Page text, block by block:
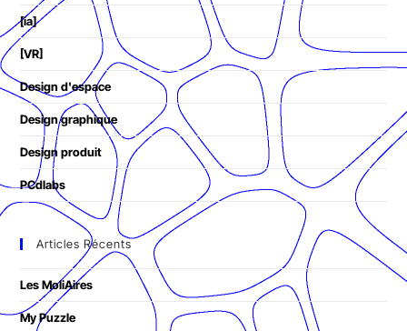
[ia]
[VR]
Design d'espace
Design graphique
Design produit
PCdlabs
Articles Récents
Les MoliAires
My Puzzle